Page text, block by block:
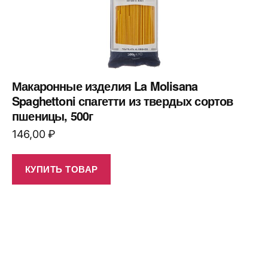
Макаронные изделия La Molisana
Spaghettoni спагетти из твердых сортов
пшеницы, 500г
146,00₽
КУПИТЬ ТОВАР